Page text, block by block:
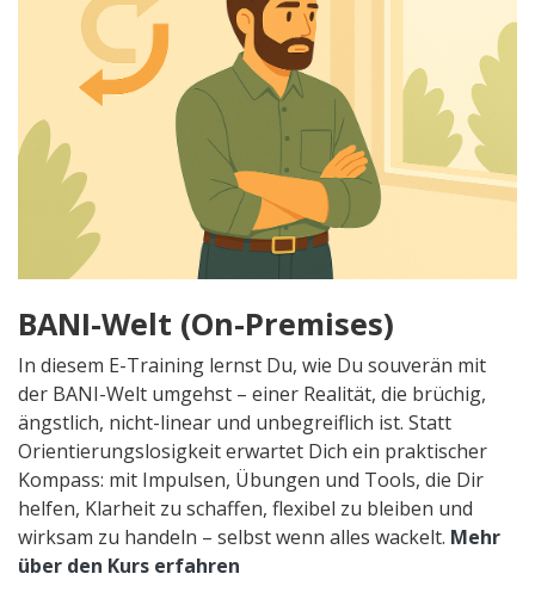
BANI-Welt (On-Premises)
In diesem E-Training lernst Du, wie Du souverän mit
der BANI-Welt umgehst – einer Realität, die brüchig,
ängstlich, nicht-linear und unbegreiflich ist. Statt
Orientierungslosigkeit erwartet Dich ein praktischer
Kompass: mit Impulsen, Übungen und Tools, die Dir
helfen, Klarheit zu schaffen, flexibel zu bleiben und
wirksam zu handeln – selbst wenn alles wackelt. Mehr
über den Kurs erfahren